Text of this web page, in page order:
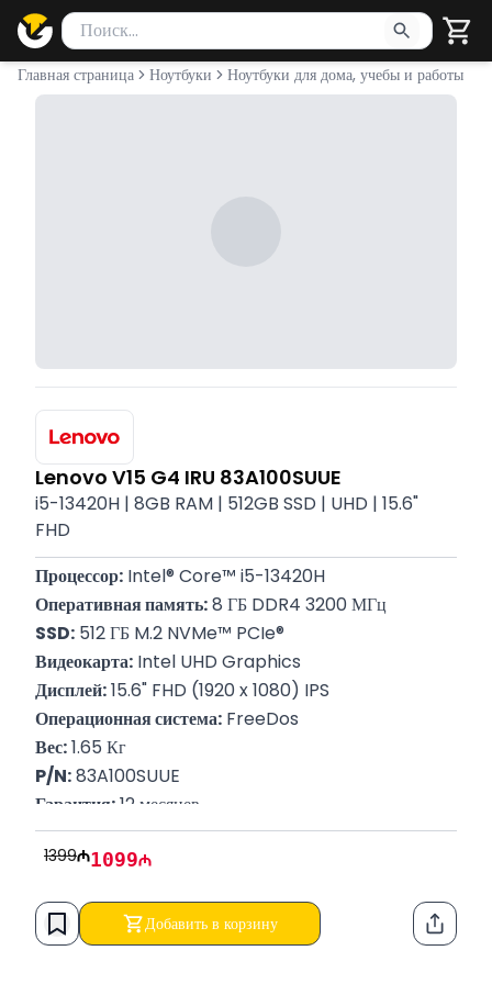
Поиск товаров
Введите минимум 2 символа для поиска. Нажмите Enter
Главная страница Ноутбуки Ноутбуки для дома, учебы и работы
Lenovo V15 G4 IRU 83A100SUUE
i5-13420H | 8GB RAM | 512GB SSD | UHD | 15.6"
FHD
Процессор: Intel® Core™ i5-13420H
Оперативная память: 8 ГБ DDR4 3200 МГц
SSD: 512 ГБ M.2 NVMe™ PCIe®
Видеокарта: Intel UHD Graphics
Дисплей: 15.6" FHD (1920 x 1080) IPS
Операционная система: FreeDos
Вес: 1.65 Кг
P/N: 83A100SUUE
Гарантия: 12 месяцев
1399 1099
Добавить в корзину